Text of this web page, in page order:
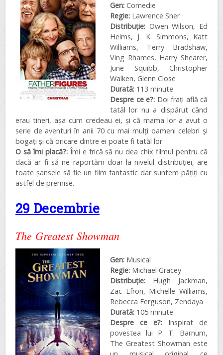
Gen: Comedie
Regie: Lawrence Sher
Distribuţie: Owen Wilson, Ed
Helms, J. K. Simmons, Katt
Williams, Terry Bradshaw,
Ving Rhames, Harry Shearer,
June Squibb, Christopher
Walken, Glenn Close
Durată: 113 minute
Despre ce e?: Doi frați află că
tatăl lor nu a dispărut când
erau tineri, așa cum credeau ei, și că mama lor a avut o
serie de aventuri în anii 70 cu mai mulți oameni celebri și
bogați și că oricare dintre ei poate fi tatăl lor.
O să îmi placă?:Îmi e frică să nu dea chix filmul pentru că
dacă ar fi să ne raportăm doar la nivelul distribuției, are
toate șansele să fie un film fantastic dar suntem pățiți cu
astfel de premise.
29 Decembrie
The Greatest Showman
Gen: Musical
Regie: Michael Gracey
Distribuţie: Hugh Jackman,
Zac Efron, Michelle Williams,
Rebecca Ferguson, Zendaya
Durată: 105 minute
Despre ce e?: Inspirat de
povestea lui P. T. Barnum,
The Greatest Showman este